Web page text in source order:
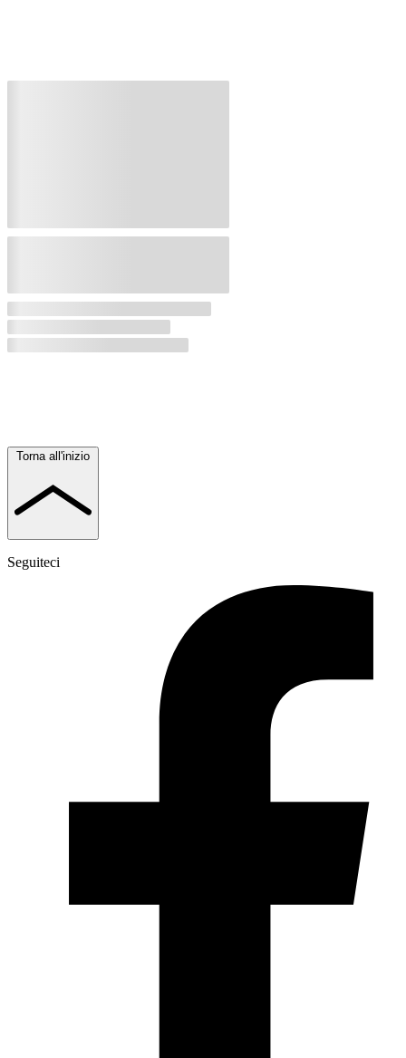
Torna all'inizio
Seguiteci